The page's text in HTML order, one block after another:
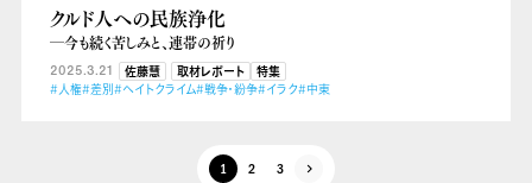
クルド人への民族浄化
―今も続く苦しみと、連帯の祈り
2025.3.21 佐藤慧 取材レポート
特集
#人権#差別#ヘイトクライム#戦争・紛争#イラク#中東
1 2 3